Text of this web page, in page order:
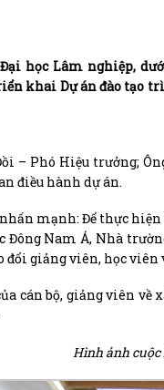
Đại học Lâm nghiệp,
khai Dự án đào tạo
– Phó Hiệu trưởng;
điều hành dự án.
nhấn mạnh: Để thực
Nam Á, Nhà
giảng viên, học viên
cán bộ, giảng viên
Hình ảnh cuộc